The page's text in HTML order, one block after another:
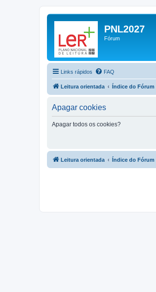
PNL2027
Fórum
Links rápidos FAQ
Leitura orientada Índice do Fórum
Apagar cookies
Apagar todos os cookies?
Leitura orientada Índice do Fórum